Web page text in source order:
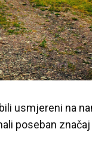
usmjereni na
poseban značaj